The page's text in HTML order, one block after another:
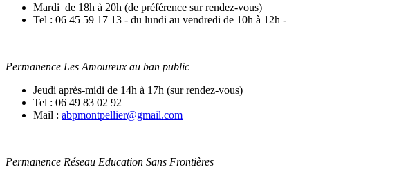
Mardi de 18h à 20h (de préférence sur rendez-vous)
Tel : 06 45 59 17 13 - du lundi au vendredi de 10h à 12h -
Permanence Les Amoureux au ban public
Jeudi après-midi de 14h à 17h (sur rendez-vous)
Tel : 06 49 83 02 92
Mail : abpmontpellier@gmail.com
Permanence Réseau Education Sans Frontières